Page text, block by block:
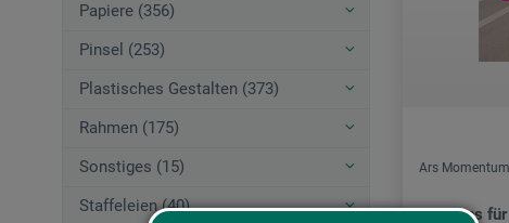
Papiere (356)
Pinsel (253)
Plastisches Gestalten (373)
Rahmen (175)
Sonstiges (15)
Staffeleien (40)
Ars
99 Tipps